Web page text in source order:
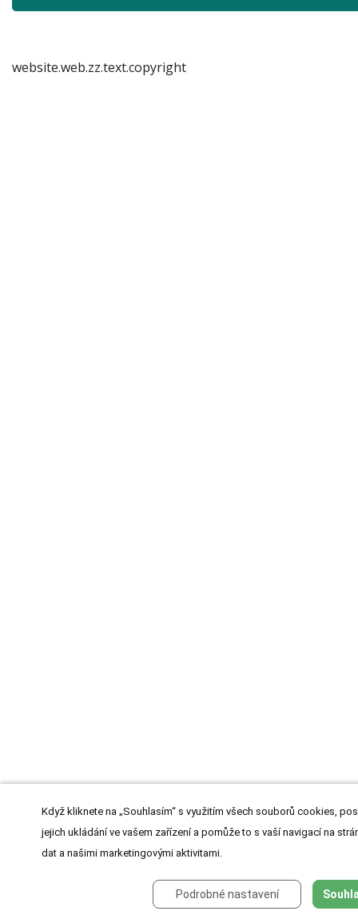
website.web.zz.text.copyright
Když kliknete na „Souhlasím“ s využitím všech souborů cookies,
jejich ukládání ve vašem zařízení a pomůže to s vaší navigací na
dat a našimi marketingovými aktivitami.
Podrobné nastavení